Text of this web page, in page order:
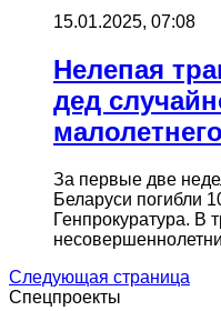
15.01.2025, 07:08
Нелепая
дед
За первые две
Беларуси погибли
Генпрокуратура. В
Следующая страница
Спецпроекты